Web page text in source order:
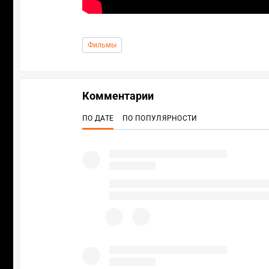
Фильмы
Комментарии
ПО ДАТЕ ПО ПОПУЛЯРНОСТИ